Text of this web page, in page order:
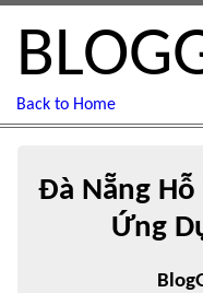
Back to Home
Đà Nẵng
Ứng